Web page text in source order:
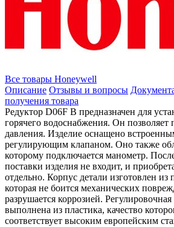
Все товары Honeywell
Описание Отзывы и вопросы
получения товара
Редуктор D06F B предназначен для
горячего водоснабжения. Он позволяет
давления. Изделие оснащено
регулирующим клапаном. Оно также
которому подключается манометр.
поставки изделия не входит, и
отдельно. Корпус детали изготовлен из
которая не боится механических
разрушается коррозией.
выполнена из пластика, качество
соответствует высоким европейским